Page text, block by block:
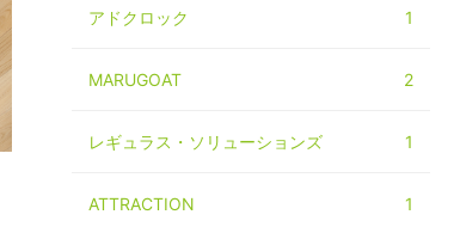
アドクロック 1
MARUGOAT 2
レギュラス・ソリューションズ 1
ATTRACTION 1